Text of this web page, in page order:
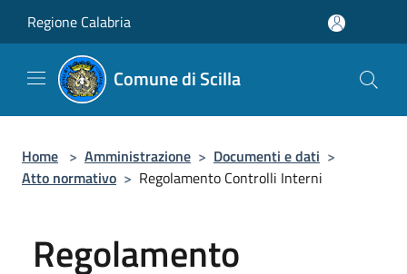
Regione Calabria
Comune di Scilla
Home > Amministrazione > Documenti e dati >
Atto normativo > Regolamento Controlli Interni
Regolamento